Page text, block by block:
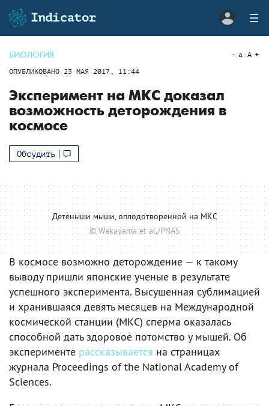
БИОЛОГИЯ
ОПУБЛИКОВАНО 23 МАЯ 2017, 11:44
a A
Эксперимент на МКС доказал
возможность деторождения в
космосе
Обсудить
Детеныши мыши, оплодотворенной на МКС
© Wakayama et al./PNAS
В космосе возможно деторождение — к такому
выводу пришли японские ученые в результате
успешного эксперимента. Высушенная сублимацией
и хранившаяся девять месяцев на Международной
космической станции (МКС) сперма оказалась
способной дать здоровое потомство у мышей. Об
эксперименте рассказывается на страницах
журнала Proceedings of the National Academy of
Sciences.